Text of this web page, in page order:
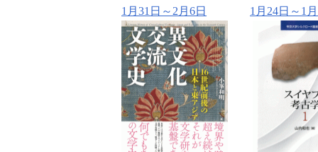
1月31日～2月6日 1月24日～1